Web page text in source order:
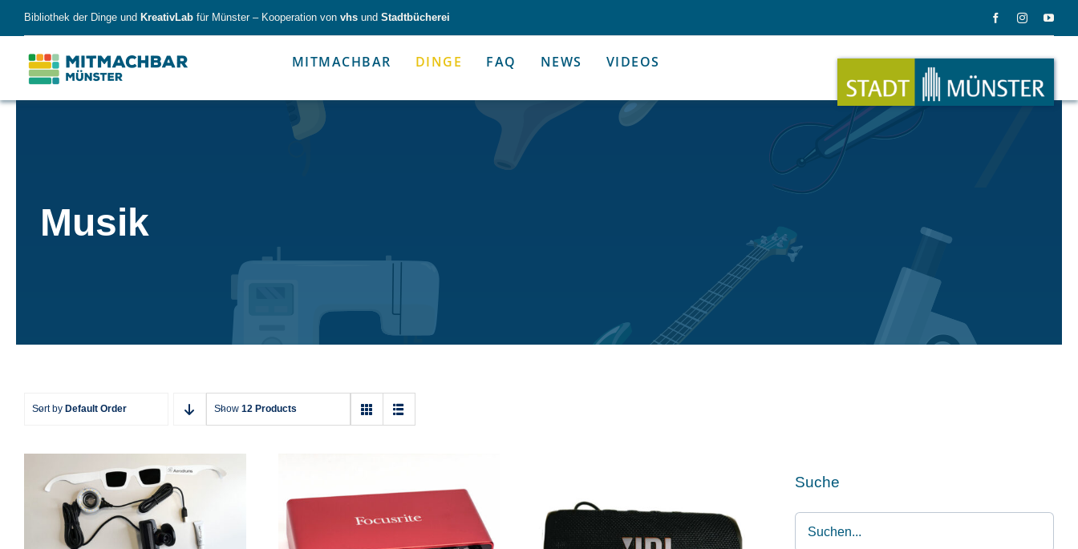
content
Bibliothek der Dinge und KreativLab für Münster – Kooperation von vhs und Stadtbücherei
MITMACHBAR DINGE
Forschen
Alles für kleine & große Entdecker.
Werkzeug & Alltagshelfer
Werkzeug & Altagshelfer
Nimm die Dinge selbst in die Hand.
Medien & Kommunikation
Medien & Kommunikation
Kommunikative Gimmicks & coole Gadgets
Musik
Musikinstrumente
Alles zum Tasten, Zupfen, Schlagen.
FAQ NEWS VIDEOS
Musik
Sort by Default Order Show 12 Products
Aerodrums – Schlagzeug
spielen ohne Trommeln:
Audiointerface (2-Kanal
USB2.0): Focusrite Scarlett
Bluetooth Lautsprecher JBL
Suche